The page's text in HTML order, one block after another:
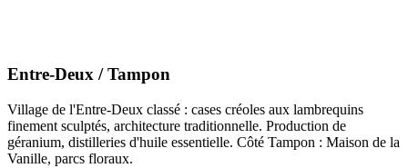
Entre-Deux / Tampon
Village de l'Entre-Deux classé : cases créoles aux lambrequins
finement sculptés, architecture traditionnelle. Production de
géranium, distilleries d'huile essentielle. Côté Tampon : Maison de la
Vanille, parcs floraux.